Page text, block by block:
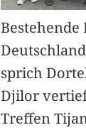
sprich
Djilor
Treffen